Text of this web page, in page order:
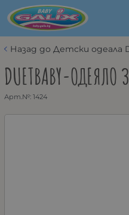
Назад до Детски одеaла
DUETBABY-
Арт.№: 1424